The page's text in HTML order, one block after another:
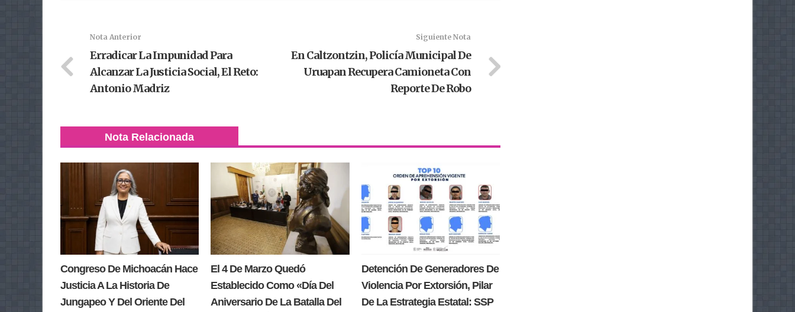
Nota Anterior
Erradicar La Impunidad Para
Alcanzar La Justicia Social, El Reto:
Antonio Madriz
Siguiente Nota
En Caltzontzin, Policía Municipal De
Uruapan Recupera Camioneta Con
Reporte De Robo
Nota Relacionada
Congreso De Michoacán Hace
Justicia A La Historia De
Jungapeo Y Del Oriente Del
El 4 De Marzo Quedó
Establecido Como «Día Del
Aniversario De La Batalla Del
Detención De Generadores De
Violencia Por Extorsión, Pilar
De La Estrategia Estatal: SSP